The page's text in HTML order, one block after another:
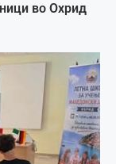
во Охрид